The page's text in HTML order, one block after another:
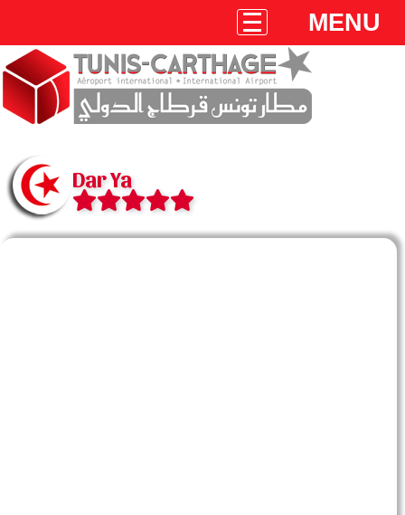
MENU
Dar Ya